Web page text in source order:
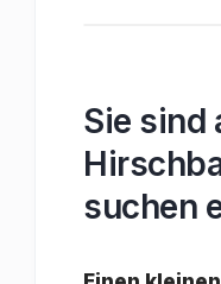
Sie sind
suchen